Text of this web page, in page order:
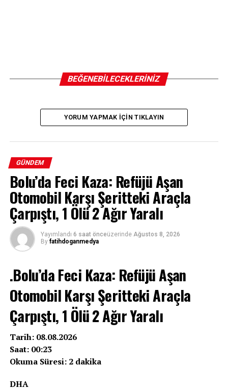
BEĞENEBILECEKLERINIZ
YORUM YAPMAK IÇIN TIKLAYIN
GÜNDEM
Bolu’da Feci Kaza: Refüjü Aşan
Otomobil Karşı Şeritteki Araçla
Çarpıştı, 1 Ölü 2 Ağır Yaralı
Yayımlandı 6 saat önceüzerinde Ağustos 8, 2026
By fatihdoganmedya
.Bolu’da Feci Kaza: Refüjü Aşan
Otomobil Karşı Şeritteki Araçla
Çarpıştı, 1 Ölü 2 Ağır Yaralı
Tarih: 08.08.2026
Saat: 00:23
Okuma Süresi: 2 dakika
DHA